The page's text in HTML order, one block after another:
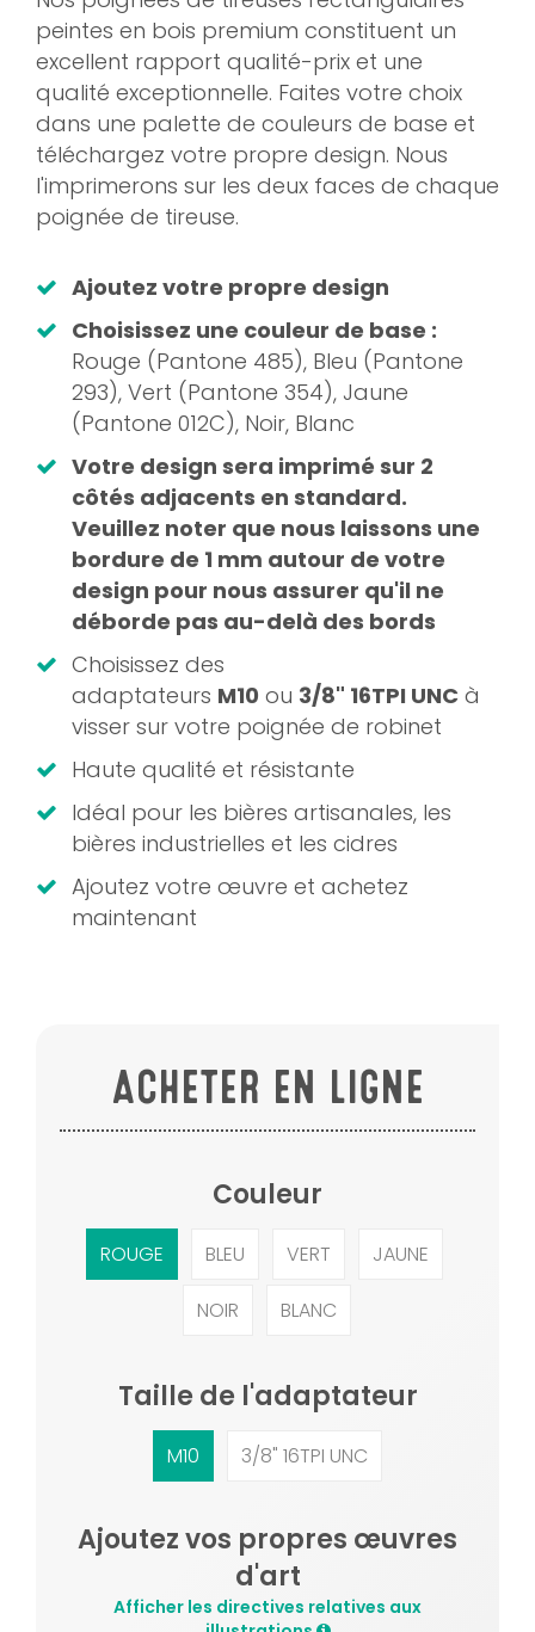
peintes en bois premium constituent un
excellent rapport qualité-prix et une
qualité exceptionnelle. Faites votre choix
dans une palette de couleurs de base et
téléchargez votre propre design. Nous
l'imprimerons sur les deux faces de chaque
poignée de tireuse.
Ajoutez votre propre design
Choisissez une couleur de base :
Rouge (Pantone 485), Bleu (Pantone
293), Vert (Pantone 354), Jaune
(Pantone 012C), Noir, Blanc
Votre design sera imprimé sur 2
côtés adjacents en standard.
Veuillez noter que nous laissons une
bordure de 1 mm autour de votre
design pour nous assurer qu'il ne
déborde pas au-delà des bords
Choisissez des
adaptateurs M10 ou 3/8" 16TPI UNC à
visser sur votre poignée de robinet
Haute qualité et résistante
Idéal pour les bières artisanales, les
bières industrielles et les cidres
Ajoutez votre œuvre et achetez
maintenant
ACHETER EN LIGNE
Couleur
ROUGE BLEU VERT JAUNE
NOIR BLANC
Taille de l'adaptateur
M10 3/8" 16TPI UNC
Ajoutez vos propres œuvres
d'art
Afficher les directives relatives aux